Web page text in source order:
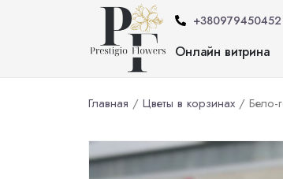
+380979450452
Онлайн витрина
Главная / Цветы в корзинах / Бело-